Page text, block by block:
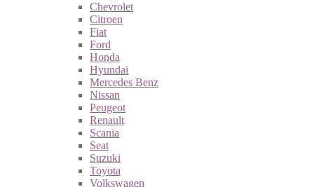
Chevrolet
Citroen
Fiat
Ford
Honda
Hyundai
Mercedes Benz
Nissan
Peugeot
Renault
Scania
Seat
Suzuki
Toyota
Volkswagen